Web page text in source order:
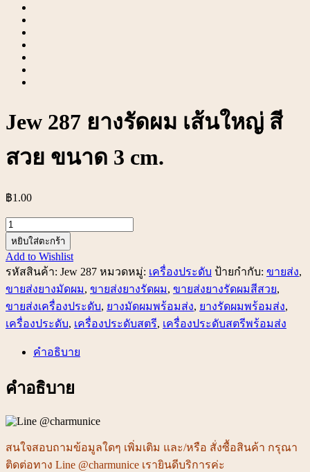
Jew 287 ยางรัดผม เส้นใหญ่ สี
สวย ขนาด 3 cm.
฿1.00
จำนวน
Jew
287
ยาง
รัด
ผม
เส้น
ขนาด
cm.
หยิบใส่ตะกร้า
Add to Wishlist
รหัสสินค้า: Jew 287 หมวดหมู่: เครื่องประดับ ป้ายกำกับ: ขายส่ง,
ขายส่งยางมัดผม, ขายส่งยางรัดผม, ขายส่งยางรัดผมสีสวย,
ขายส่งเครื่องประดับ, ยางมัดผมพร้อมส่ง, ยางรัดผมพร้อมส่ง,
เครื่องประดับ, เครื่องประดับสตรี, เครื่องประดับสตรีพร้อมส่ง
คำอธิบาย
คำอธิบาย
สนใจสอบถามข้อมูลใดๆ เพิ่มเติม และ/หรือ สั่งซื้อสินค้า กรุณา
ติดต่อทาง Line @charmunice เรายินดีบริการค่ะ